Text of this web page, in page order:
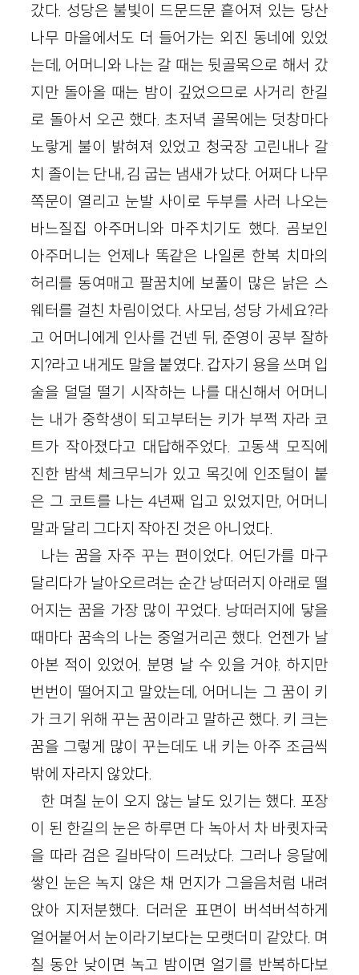
갔다. 성당은 불빛이 드문드문 흩어져 있는 당산
나무 마을에서도 더 들어가는 외진 동네에 있었
는데, 어머니와 나는 갈 때는 뒷골목으로 해서 갔
지만 돌아올 때는 밤이 깊었으므로 사거리 한길
로 돌아서 오곤 했다. 초저녁 골목에는 덧창마다
노랗게 불이 밝혀져 있었고 청국장 고린내나 갈
치 졸이는 단내, 김 굽는 냄새가 났다. 어쩌다 나무
쪽문이 열리고 눈발 사이로 두부를 사러 나오는
바느질집 아주머니와 마주치기도 했다. 곰보인
아주머니는 언제나 똑같은 나일론 한복 치마의
허리를 동여매고 팔꿈치에 보풀이 많은 낡은 스
웨터를 걸친 차림이었다. 사모님, 성당 가세요?라
고 어머니에게 인사를 건넨 뒤, 준영이 공부 잘하
지?라고 내게도 말을 붙였다. 갑자기 용을 쓰며 입
술을 덜덜 떨기 시작하는 나를 대신해서 어머니
는 내가 중학생이 되고부터는 키가 부쩍 자라 코
트가 작아졌다고 대답해주었다. 고동색 모직에
진한 밤색 체크무늬가 있고 목깃에 인조털이 붙
은 그 코트를 나는 4년째 입고 있었지만, 어머니
말과 달리 그다지 작아진 것은 아니었다.
나는 꿈을 자주 꾸는 편이었다. 어딘가를 마구
달리다가 날아오르려는 순간 낭떠러지 아래로 떨
어지는 꿈을 가장 많이 꾸었다. 낭떠러지에 닿을
때마다 꿈속의 나는 중얼거리곤 했다. 언젠가 날
아본 적이 있었어. 분명 날 수 있을 거야. 하지만
번번이 떨어지고 말았는데, 어머니는 그 꿈이 키
가 크기 위해 꾸는 꿈이라고 말하곤 했다. 키 크는
꿈을 그렇게 많이 꾸는데도 내 키는 아주 조금씩
밖에 자라지 않았다.
한 며칠 눈이 오지 않는 날도 있기는 했다. 포장
이 된 한길의 눈은 하루면 다 녹아서 차 바큇자국
을 따라 검은 길바닥이 드러났다. 그러나 응달에
쌓인 눈은 녹지 않은 채 먼지가 그을음처럼 내려
앉아 지저분했다. 더러운 표면이 버석버석하게
얼어붙어서 눈이라기보다는 모랫더미 같았다. 며
칠 동안 낮이면 녹고 밤이면 얼기를 반복하다보